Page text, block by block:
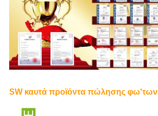
SW καυτά προϊόντα πώλησης φω'των